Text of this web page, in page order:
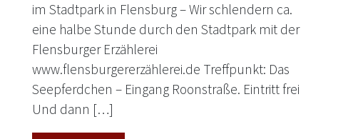
im Stadtpark in Flensburg – Wir schlendern ca.
eine halbe Stunde durch den Stadtpark mit der
Flensburger Erzählerei
www.flensburgererzählerei.de Treffpunkt: Das
Seepferdchen – Eingang Roonstraße. Eintritt frei
Und dann […]